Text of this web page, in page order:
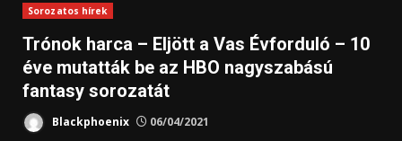
Sorozatos hírek
Trónok harca – Eljött a Vas Évforduló – 10
éve mutatták be az HBO nagyszabású
fantasy sorozatát
Blackphoenix 06/04/2021